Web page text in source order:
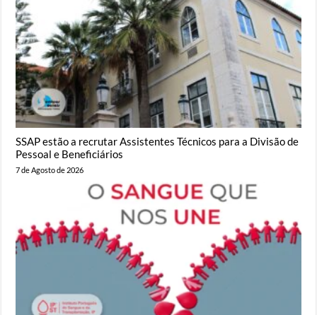
SSAP estão a recrutar Assistentes Técnicos para a Divisão de
Pessoal e Beneficiários
7 de Agosto de 2026